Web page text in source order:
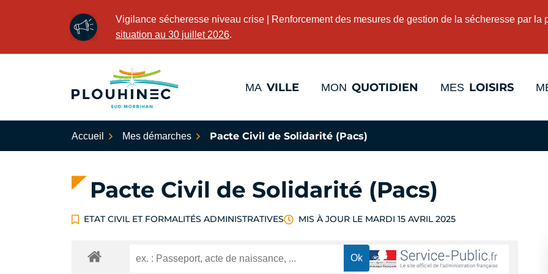
Vigilance sécheresse niveau crise | Renforcement des mesures de gestion de la sécheresse par la
situation au 30 juillet 2026.
Plouhinec Sud Morbihan
MA VILLE MON QUOTIDIEN MES LOISIRS
Accueil Mes démarches Pacte Civil de Solidarité (Pacs)
Pacte Civil de Solidarité (Pacs)
ETAT CIVIL ET FORMALITÉS ADMINISTRATIVES MIS À JOUR LE MARDI 15 AVRIL 2025